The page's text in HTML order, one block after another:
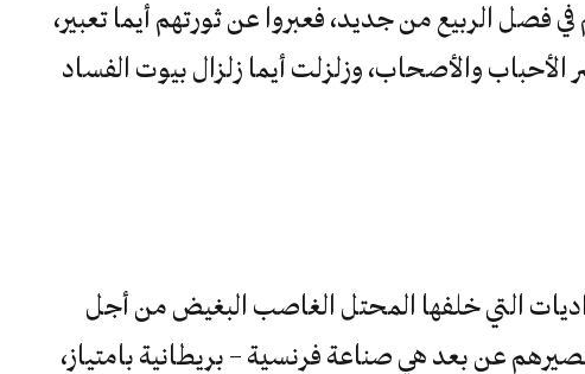
فصل الربيع من جديد، فعبروا عن ثورتهم أيما تعبير،
والأصحاب، وزلزلت أيما زلزال بيوت الفساد
التي خلفها المحتل الغاصب البغيض من أجل
عن بعد هي صناعة فرنسية – بريطانية بامتياز،